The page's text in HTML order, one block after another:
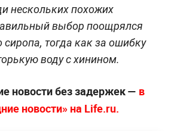
нескольких похожих
выбор поощрялся
сиропа, тогда как за ошибку
воду с хинином.
новости без задержек — в
новости» на Life.ru.